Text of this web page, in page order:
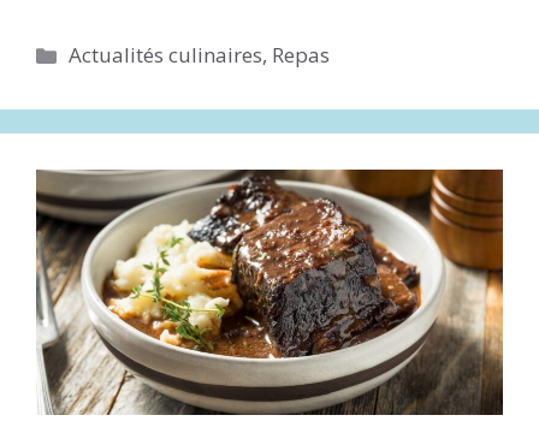
Catégories
Actualités culinaires, Repas